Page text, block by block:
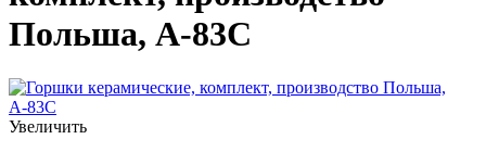
Польша, А-83C
Увеличить